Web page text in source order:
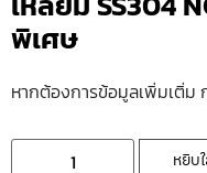
พิเศษ
หากต้องการข้อมูลเพิ่มเติ่
หยิบ